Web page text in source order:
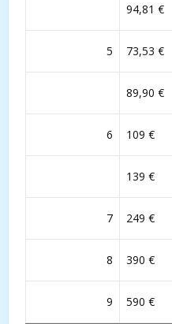
94,81 €
5 73,53 €
89,90 €
6 109 €
139 €
7 249 €
8 390 €
9 590 €